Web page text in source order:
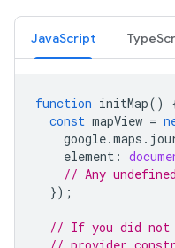
JavaScript
function initMap()
const mapView =
google.maps .
element :
// Any
});
// If you did not